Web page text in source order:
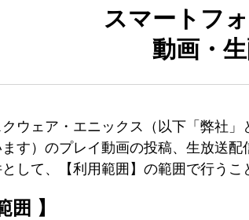
スマートフ
動画・
ウェア・エニックス（以下「弊社
す）のプレイ動画の投稿、生放送
して、【利用範囲】の範囲で行うこ
囲 】